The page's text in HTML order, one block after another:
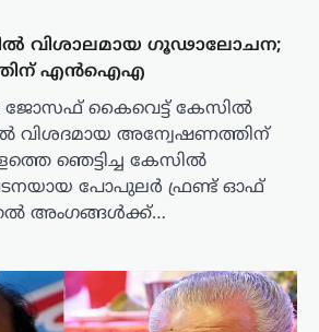
വിശാലമായ ഗൂഢാലോചന;
എന്‍ഐഎ
ജോസഫ് കൈവെട്ട് കേസില്‍
വിശദമായ അന്വേഷണത്തിന്
ഞെട്ടിച്ച കേസില്‍
പോപുലര്‍ ഫ്രണ്ട് ഓഫ്
അംഗങ്ങള്‍ക്ക്…